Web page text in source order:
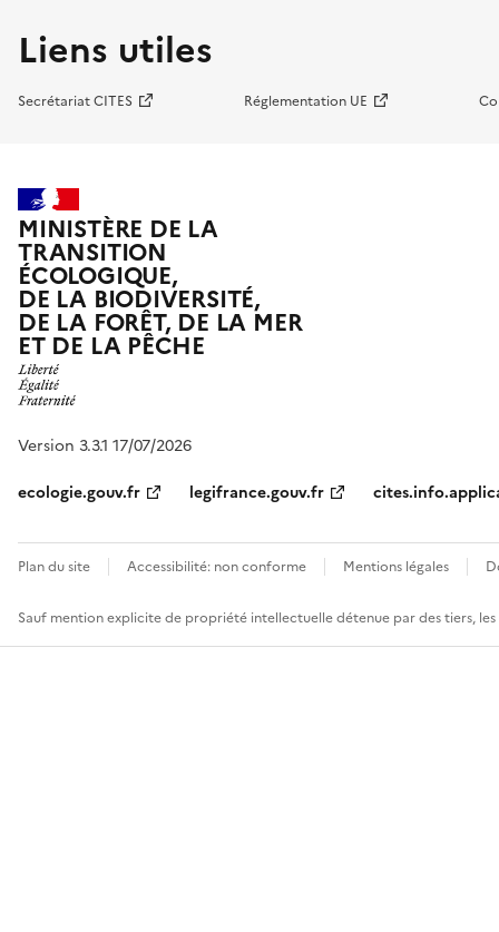
Liens utiles
Secrétariat CITES Réglementation UE
MINISTÈRE DE LA
TRANSITION
ÉCOLOGIQUE,
DE LA BIODIVERSITÉ,
DE LA FORÊT, DE LA MER
ET DE LA PÊCHE
Version 3.3.1 17/07/2026
ecologie.gouv.fr
legifrance.gouv.fr
Plan du site Accessibilité: non conforme Mentions légales
Sauf mention explicite de propriété intellectuelle détenue par des tiers,